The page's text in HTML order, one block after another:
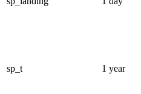
sp_t 1 year